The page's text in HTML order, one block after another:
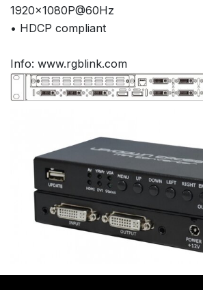
1920x1080P@60Hz
• HDCP compliant
Info: www.rgblink.com